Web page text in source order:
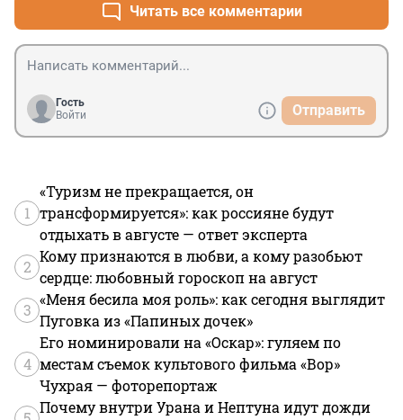
тем как их работу все больше выполняют другие и
почте не хватает денег. Дуракам сколько денег не дай
все равно прогуляют и придут просить ещё.
Читать все комментарии
Гость
Войти
Отправить
1
«Туризм не прекращается, он
трансформируется»: как россияне будут
отдыхать в августе — ответ эксперта
2
Кому признаются в любви, а кому разобьют
сердце: любовный гороскоп на август
3
«Меня бесила моя роль»: как сегодня выглядит
Пуговка из «Папиных дочек»
4
Его номинировали на «Оскар»: гуляем по
местам съемок культового фильма «Вор»
Чухрая — фоторепортаж
Почему внутри Урана и Нептуна идут дожди